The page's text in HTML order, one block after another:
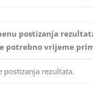
postizanja
potrebno vrijeme
rezultata.